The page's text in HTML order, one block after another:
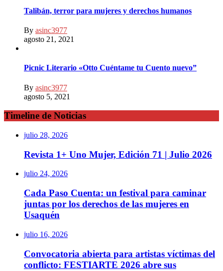
Talibán, terror para mujeres y derechos humanos
By asinc3977
agosto 21, 2021
Picnic Literario «Otto Cuéntame tu Cuento nuevo”
By asinc3977
agosto 5, 2021
Timeline de Noticias
julio 28, 2026
Revista 1+ Uno Mujer, Edición 71 | Julio 2026
julio 24, 2026
Cada Paso Cuenta: un festival para caminar
juntas por los derechos de las mujeres en
Usaquén
julio 16, 2026
Convocatoria abierta para artistas víctimas del
conflicto: FESTIARTE 2026 abre sus